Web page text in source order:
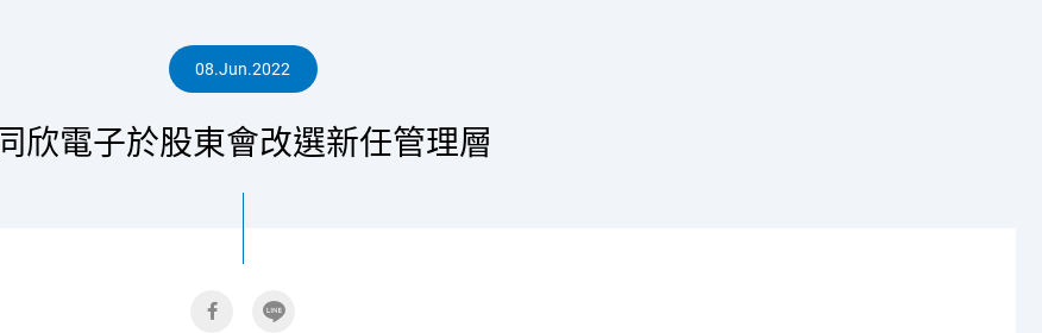
08.Jun.2022
同欣電子於股東會改選新任管理層